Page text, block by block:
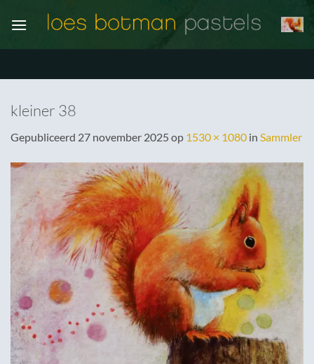
naar
kleiner 38
Gepubliceerd 27 november 2025 op 1530 × 1080 in Sammler